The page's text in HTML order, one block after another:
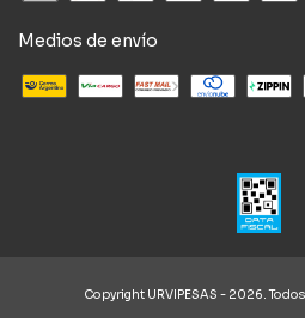
Medios de envío
Copyright URVIPESAS - 2026.